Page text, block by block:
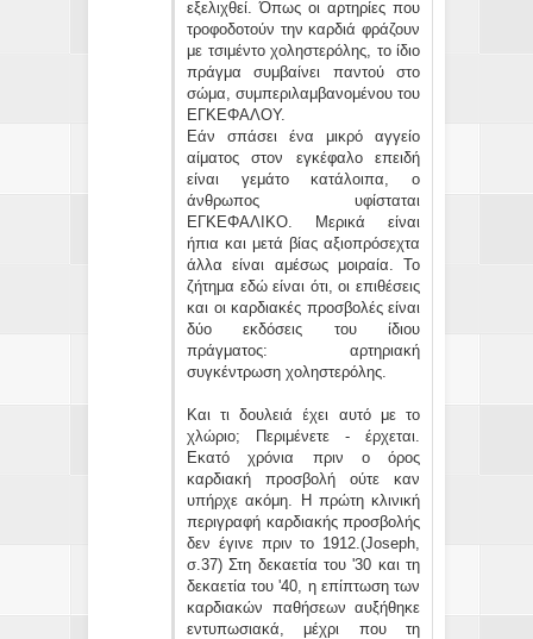
εξελιχθεί. Όπως οι αρτηρίες που
τροφοδοτούν την καρδιά φράζουν
με τσιμέντο χοληστερόλης, το ίδιο
πράγμα συμβαίνει παντού στο
σώμα, συμπεριλαμβανομένου του
ΕΓΚΕΦΑΛΟΥ.
Εάν σπάσει ένα μικρό αγγείο
αίματος στον εγκέφαλο επειδή
είναι γεμάτο κατάλοιπα, ο
άνθρωπος υφίσταται
ΕΓΚΕΦΑΛΙΚΟ. Μερικά είναι
ήπια και μετά βίας αξιοπρόσεχτα
άλλα είναι αμέσως μοιραία. Το
ζήτημα εδώ είναι ότι, οι επιθέσεις
και οι καρδιακές προσβολές είναι
δύο εκδόσεις του ίδιου
πράγματος: αρτηριακή
συγκέντρωση χοληστερόλης.
Και τι δουλειά έχει αυτό με το
χλώριο; Περιμένετε - έρχεται.
Εκατό χρόνια πριν ο όρος
καρδιακή προσβολή ούτε καν
υπήρχε ακόμη. Η πρώτη κλινική
περιγραφή καρδιακής προσβολής
δεν έγινε πριν το 1912.(Joseph,
σ.37) Στη δεκαετία του '30 και τη
δεκαετία του '40, η επίπτωση των
καρδιακών παθήσεων αυξήθηκε
εντυπωσιακά, μέχρι που τη